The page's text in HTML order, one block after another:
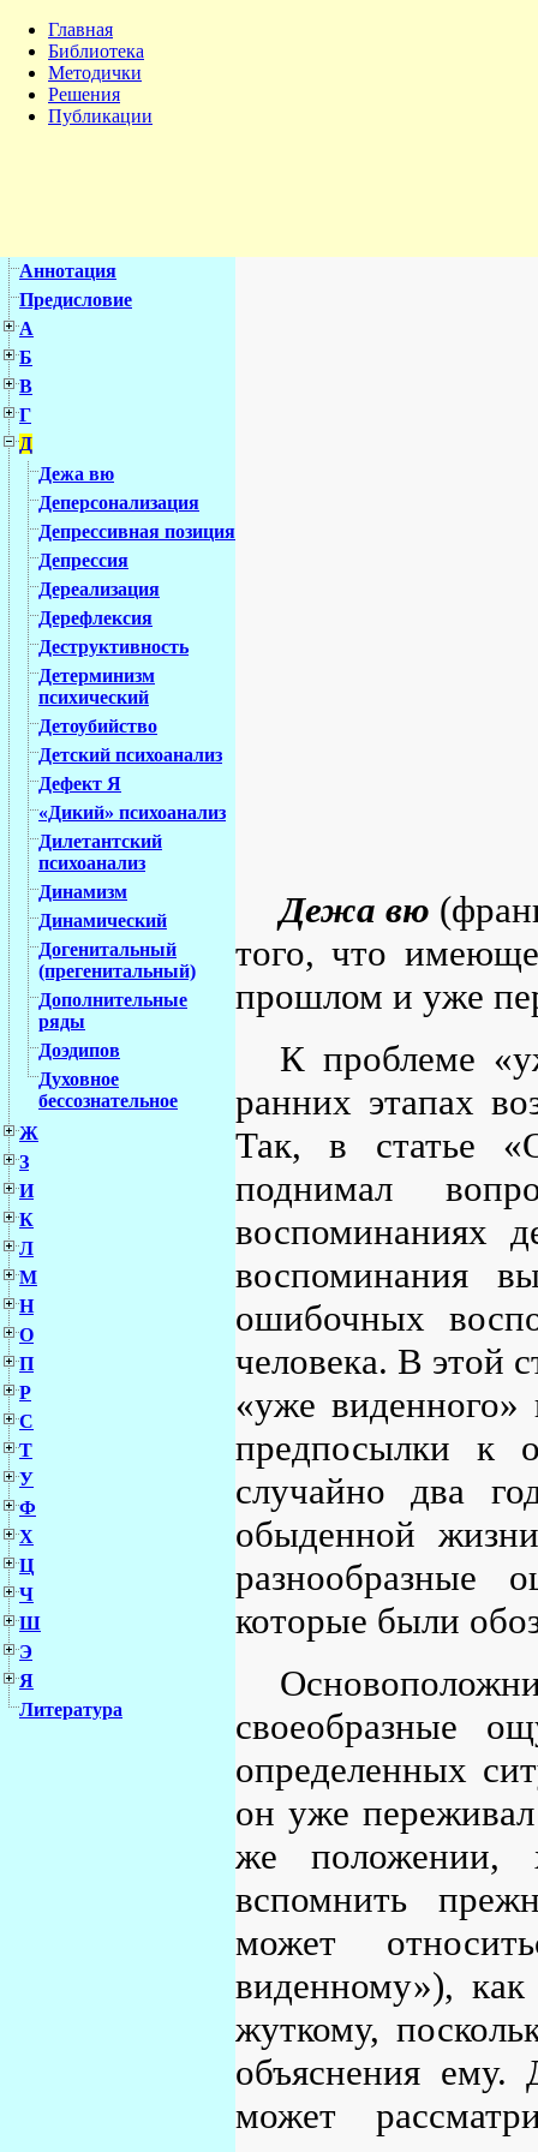
Главная
Библиотека
Методички
Решения
Публикации
Аннотация
Предисловие
А
Б
В
Г
Д
Дежа вю
Деперсонализация
Депрессивная позиция
Депрессия
Дереализация
Дерефлексия
Деструктивность
Детерминизм
психический
Детоубийство
Детский психоанализ
Дефект Я
«Дикий» психоанализ
Дилетантский
психоанализ
Динамизм
Динамический
Догенитальный
(прегенитальный)
Дополнительные
ряды
Доэдипов
Духовное
бессознательное
Ж
З
И
К
Л
М
Н
О
П
Р
С
Т
У
Ф
Х
Ц
Ч
Ш
Э
Я
Литература
Дежа вю
того, что
прошлом и уже
К проблеме
ранних этапах
Так, в статье
поднимал
воспоминаниях
воспоминания
ошибочных
человека. В этой
«уже виденного»
предпосылки к
случайно два
обыденной
разнообразные
которые были
своеобразные
определенных
он уже
же положении,
вспомнить
может
виденному»),
жуткому,
объяснения ему.
может